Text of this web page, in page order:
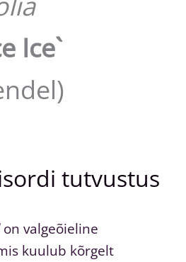
Ice`
tutvustus
on valgeõieline
kuulub kõrgelt